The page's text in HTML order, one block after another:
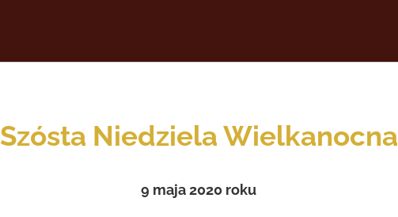
Szósta Niedziela Wielkanocna
9 maja 2020 roku